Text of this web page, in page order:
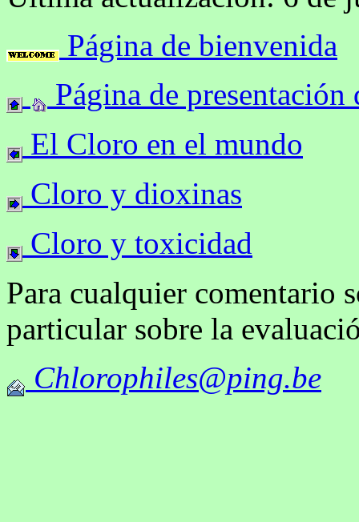
Página de bienvenida
Página de
El Cloro en el mundo
Cloro y dioxinas
Cloro y toxicidad
Para cualquier comentario
particular sobre la
Chlorophiles@ping.be